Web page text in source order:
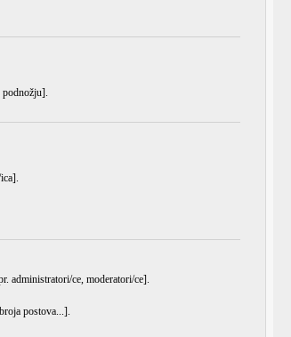
podnožju].
administratori/ce, moderatori/ce].
postova...].